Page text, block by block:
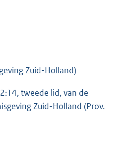
Zuid-Holland)
tweede lid, van de
Zuid-Holland (Prov.